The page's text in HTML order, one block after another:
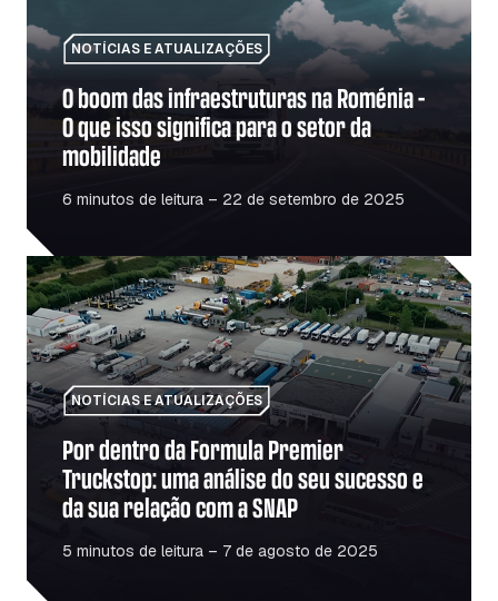
NOTÍCIAS E ATUALIZAÇÕES
O boom das infraestruturas na Roménia –
O que isso significa para o setor da
mobilidade
6 minutos de leitura – 22 de setembro de 2025
Por dentro da Formula Premier Truckstop: uma análise
NOTÍCIAS E ATUALIZAÇÕES
Por dentro da Formula Premier
Truckstop: uma análise do seu sucesso e
da sua relação com a SNAP
5 minutos de leitura – 7 de agosto de 2025